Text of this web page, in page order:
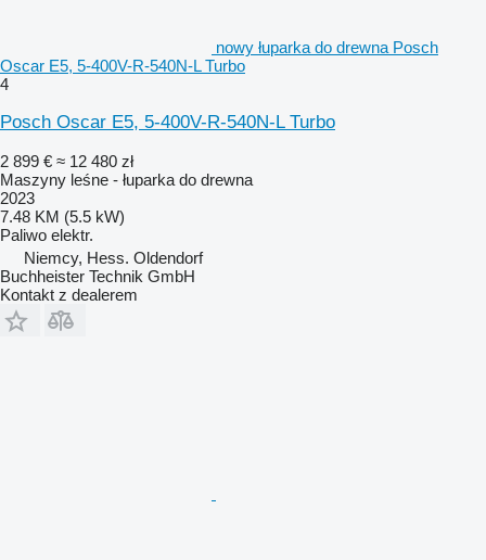
nowy łuparka do drewna Posch
Oscar E5, 5-400V-R-540N-L Turbo
4
Posch Oscar E5, 5-400V-R-540N-L Turbo
2 899 € ≈ 12 480 zł
Maszyny leśne - łuparka do drewna
2023
7.48 KM (5.5 kW)
Paliwo elektr.
Niemcy, Hess. Oldendorf
Buchheister Technik GmbH
Kontakt z dealerem